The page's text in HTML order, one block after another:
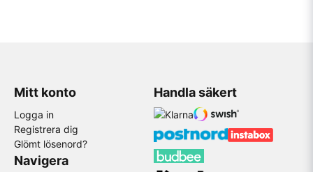
Mitt konto
Logga in
Registrera dig
Glömt lösenord?
Navigera
Handla säkert